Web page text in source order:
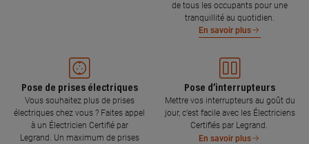
de tous les occupants pour une
tranquillité au quotidien.
En savoir plus
Pose de prises électriques
Vous souhaitez plus de prises
électriques chez vous ? Faites appel
à un Électricien Certifié par
Legrand. Un maximum de prises
Pose d’interrupteurs
Mettre vos interrupteurs au goût du
jour, c’est facile avec les Électriciens
Certifiés par Legrand.
En savoir plus